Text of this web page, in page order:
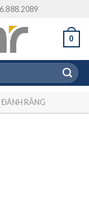
0
ĐÁNH RĂNG